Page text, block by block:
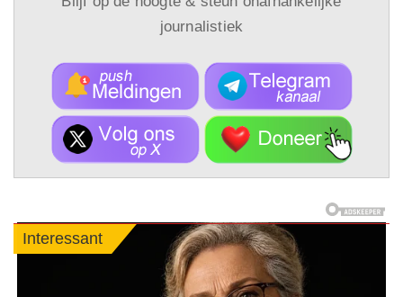
journalistiek
Interessant